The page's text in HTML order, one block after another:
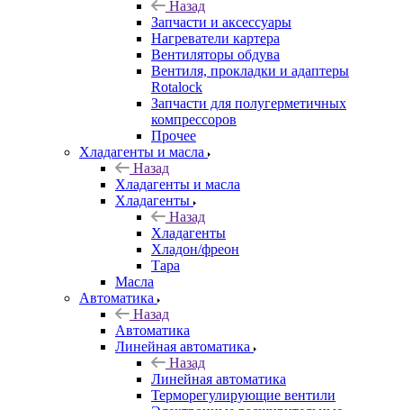
Назад
Запчасти и аксессуары
Нагреватели картера
Вентиляторы обдува
Вентиля, прокладки и адаптеры
Rotalock
Запчасти для полугерметичных
компрессоров
Прочее
Хладагенты и масла
Назад
Хладагенты и масла
Хладагенты
Назад
Хладагенты
Хладон/фреон
Тара
Масла
Автоматика
Назад
Автоматика
Линейная автоматика
Назад
Линейная автоматика
Терморегулирующие вентили